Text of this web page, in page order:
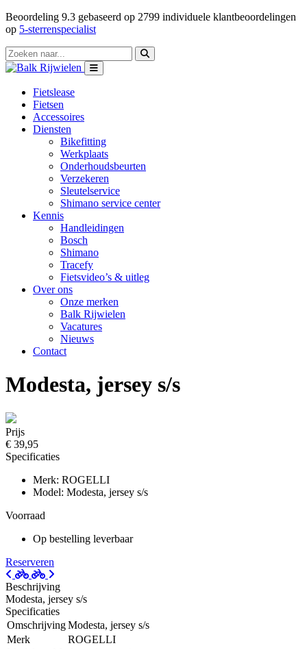
Beoordeling 9.3 gebaseerd op 2799 individuele klantbeoordelingen
op 5-sterrenspecialist
Fietslease
Fietsen
Accessoires
Diensten
Bikefitting
Werkplaats
Onderhoudsbeurten
Verzekeren
Sleutelservice
Shimano service center
Kennis
Handleidingen
Bosch
Shimano
Tracefy
Fietsvideo’s & uitleg
Over ons
Onze merken
Balk Rijwielen
Vacatures
Nieuws
Contact
Modesta, jersey s/s
Prijs
€ 39,95
Specificaties
Merk: ROGELLI
Model: Modesta, jersey s/s
Voorraad
Op bestelling leverbaar
Reserveren
Beschrijving
Modesta, jersey s/s
Specificaties
OmschrijvingModesta, jersey s/s
Merk
ROGELLI